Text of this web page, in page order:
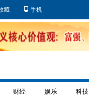
藏 手机
财经 娱乐 科技